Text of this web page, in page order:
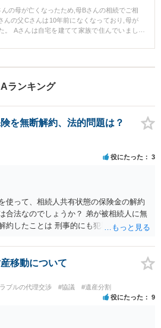
んの母が亡くなったため,母Bさんの相続でご相
んの父Cさんは10年前になくなっており,母が
。 Aさんは自宅を建てて家族で住んでいまし
,他の相続人Dさんが土地の取得を希望してい
土地上に自宅を建てているため,土地使用代
ました。 そこで,Aさんは,当該土地を単独で
いと話されました。 そこで,遺産分割調停を
がら話し合いを進めました。 しかし,Dさん
く,当該土地を譲る気はないと一点張りでし
え,調停手続を終了し,遺産分割の審判手続へ
んが母Bさんから承諾を得て当該土地の上に自
地使用代を支払ったことはないこと,自宅を
と,現物分割をすれば土地の価値が著しく低
方をしてもAさんの自宅がDさんの土地上に
が将来に土地の使用方法などをめぐって争い
事実を主張し代償分割すべきことを主張しま
用し,AさんがDさんに,Dさんが法定相続分で
分に相応する代金を支払うことと引き換えに,
コメント】 不動産の遺産分割において,誰が
(本件では土地),どのように取得するのか(単独
で合意ができない場合には,現物分割によっ
す。 詳細を省き簡単にいえば,相続人が2人
あったとすると,土地を2つに切り分け,それぞ
れぞれが単独で所有者となる分け方です。
ことが想定されます。また,Aさんの自宅はD
ランキング
を無断解約、法的問題は？
役にたった 3
使って、相続人共有状態の保険金の解約
合法なのでしょうか？ 弟が被相続人に無
約したことは 刑事的にも犯罪となる可能
て、弁護士に面談で詳しい事情を話して
。
移動について
ブルの代理交渉 #協議 #遺産分割
役にたった 9